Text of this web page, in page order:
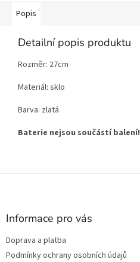
Popis
Detailní popis produktu
Rozměr: 27cm
Materiál: sklo
Barva: zlatá
Baterie nejsou součástí balení!
Z
Informace pro vás
Doprava a platba
Podmínky ochrany osobních údajů